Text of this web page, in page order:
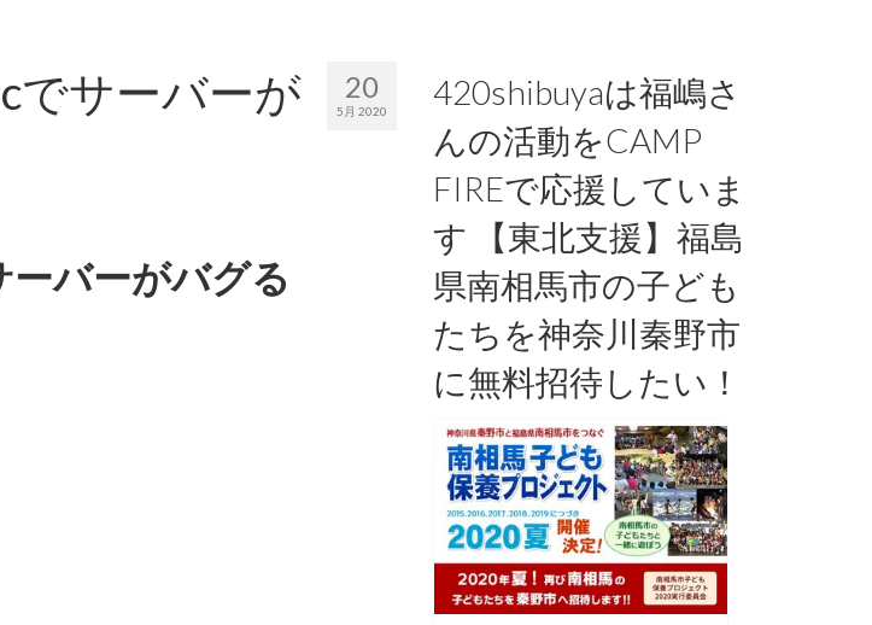
20
5月 2020
でサーバーが
バーがバグる
420shibuyaは福嶋さ
んの活動をCAMP
FIREで応援していま
す 【東北支援】福島
県南相馬市の子ども
たちを神奈川秦野市
に無料招待したい！